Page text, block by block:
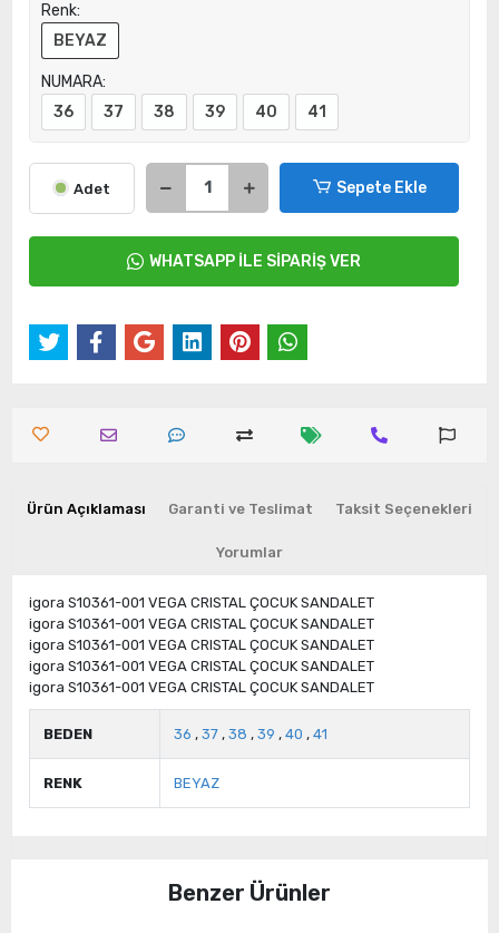
Renk:
BEYAZ
NUMARA:
36
37 38 39 40 41
Adet Sepete Ekle
WHATSAPP İLE SİPARİŞ VER
Ürün Açıklaması Garanti ve Teslimat Taksit Seçenekleri
Yorumlar
igora S10361-001 VEGA CRISTAL ÇOCUK SANDALET
igora S10361-001 VEGA CRISTAL ÇOCUK SANDALET
igora S10361-001 VEGA CRISTAL ÇOCUK SANDALET
igora S10361-001 VEGA CRISTAL ÇOCUK SANDALET
igora S10361-001 VEGA CRISTAL ÇOCUK SANDALET
BEDEN 36 , 37 , 38 , 39 , 40 , 41
RENK BEYAZ
Benzer Ürünler